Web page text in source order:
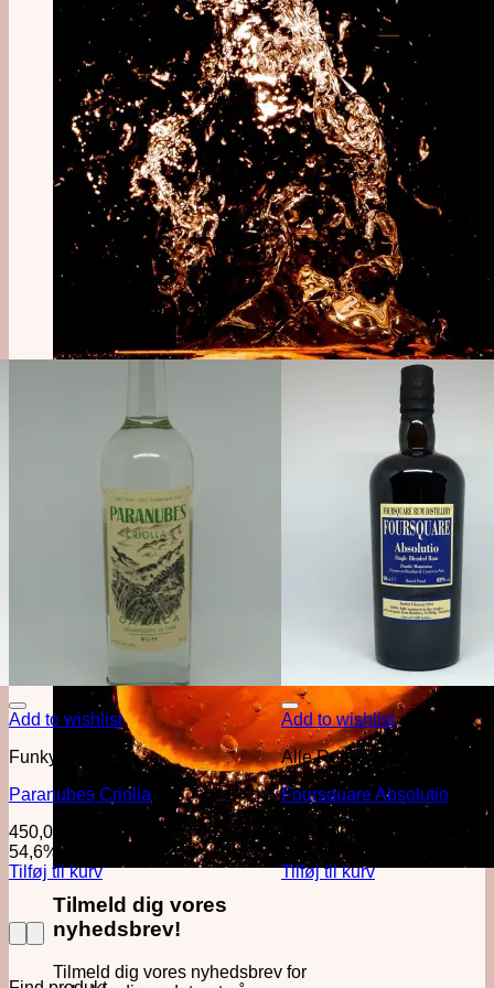
Tilmeld dig vores
nyhedsbrev!
Tilmeld dig vores nyhedsbrev for
Add to wishlist
Funky Rom
Paranubes Criolla
450,00
54,6% ·
Tilføj til kurv
Add to wishlist
Alle Rom
Foursquare Absolutio
2.299,00kr.
62% ·
70cl
Tilføj til kurv